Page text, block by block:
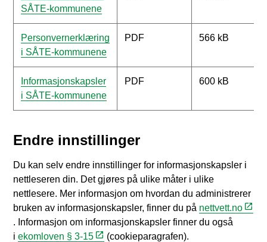
SÅTE-kommunene
Personvernerklæring
i SÅTE-kommunene
PDF 566 kB
Informasjonskapsler
i SÅTE-kommunene
PDF 600 kB
Endre innstillinger
Du kan selv endre innstillinger for informasjonskapsler i
nettleseren din. Det gjøres på ulike måter i ulike
nettlesere. Mer informasjon om hvordan du administrerer
bruken av informasjonskapsler, finner du på nettvett.no
. Informasjon om informasjonskapsler finner du også
iekomloven § 3-15 (cookieparagrafen).